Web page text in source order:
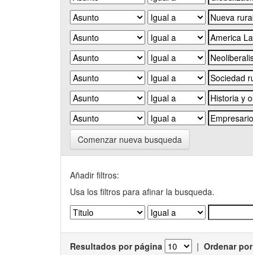
Comenzar nueva busqueda
Añadir filtros:
Usa los filtros para afinar la busqueda.
Resultados por página | Ordenar por